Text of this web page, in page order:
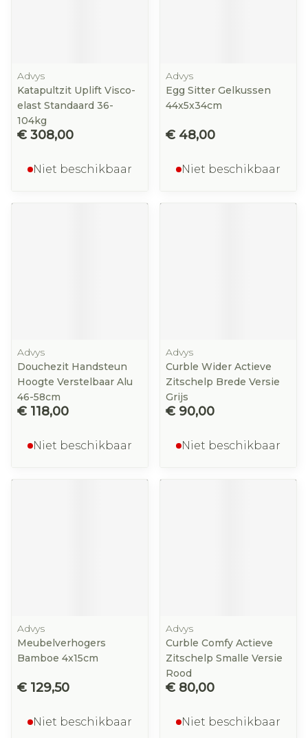
Advys
Katapultzit Uplift Visco-
elast Standaard 36-
104kg
€ 308,00
Niet beschikbaar
Advys
Egg Sitter Gelkussen
44x5x34cm
€ 48,00
Niet beschikbaar
Advys
Douchezit Handsteun
Hoogte Verstelbaar Alu
46-58cm
€ 118,00
Niet beschikbaar
Advys
Curble Wider Actieve
Zitschelp Brede Versie
Grijs
€ 90,00
Niet beschikbaar
Advys
Meubelverhogers
Bamboe 4x15cm
€ 129,50
Niet beschikbaar
Advys
Curble Comfy Actieve
Zitschelp Smalle Versie
Rood
€ 80,00
Niet beschikbaar